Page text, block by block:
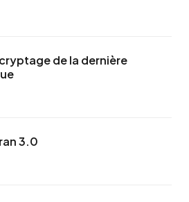
de la dernière
3.0